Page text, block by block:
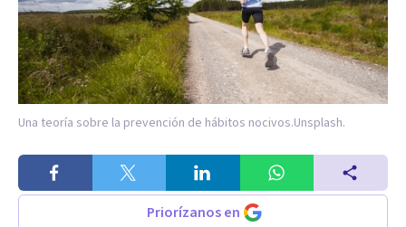
Una teoría sobre la prevención de hábitos nocivos.Unsplash.
Priorízanos en